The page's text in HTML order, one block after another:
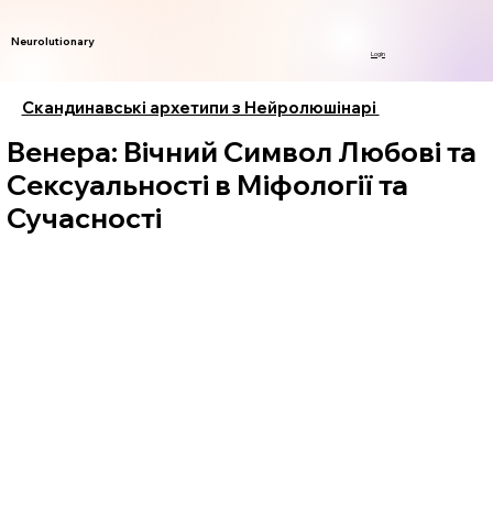
Neurolutionary
Login
Скандинавські архетипи з Нейролюшінарі
Венера: Вічний Символ Любові та
Сексуальності в Міфології та
Сучасності